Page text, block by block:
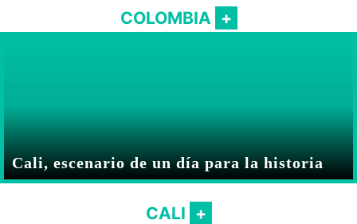
COLOMBIA
Cali, escenario de un día para la historia
CALI